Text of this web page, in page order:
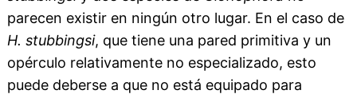
parecen existir en ningún otro lugar. En el caso de
H. stubbingsi, que tiene una pared primitiva y un
opérculo relativamente no especializado, esto
puede deberse a que no está equipado para